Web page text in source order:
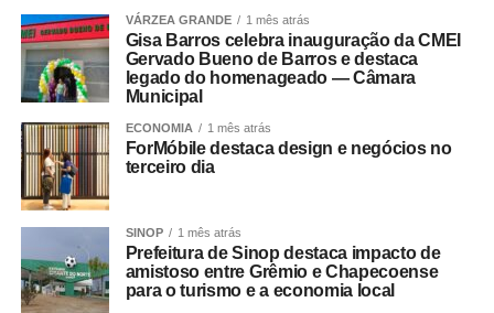
VÁRZEA GRANDE 1 mês atrás
Gisa Barros celebra inauguração da CMEI
Gervado Bueno de Barros e destaca
legado do homenageado — Câmara
Municipal
ECONOMIA 1 mês atrás
ForMóbile destaca design e negócios no
terceiro dia
SINOP 1 mês atrás
Prefeitura de Sinop destaca impacto de
amistoso entre Grêmio e Chapecoense
para o turismo e a economia local